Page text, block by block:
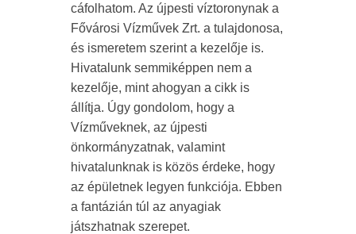
cáfolhatom. Az újpesti víztoronynak a
Fővárosi Vízművek Zrt. a tulajdonosa,
és ismeretem szerint a kezelője is.
Hivatalunk semmiképpen nem a
kezelője, mint ahogyan a cikk is
állítja. Úgy gondolom, hogy a
Vízműveknek, az újpesti
önkormányzatnak, valamint
hivatalunknak is közös érdeke, hogy
az épületnek legyen funkciója. Ebben
a fantázián túl az anyagiak
játszhatnak szerepet.